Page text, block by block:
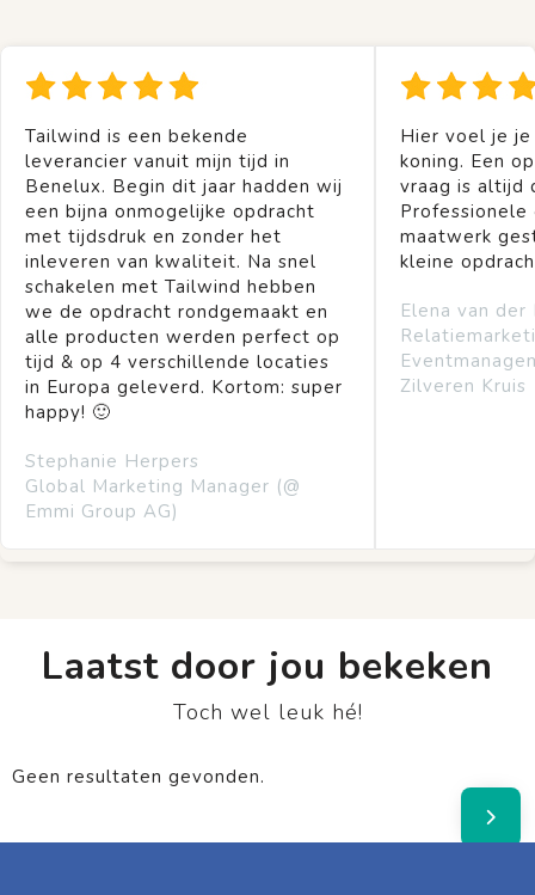
Tailwind is een bekende
leverancier vanuit mijn tijd in
Benelux. Begin dit jaar hadden wij
een bijna onmogelijke opdracht
met tijdsdruk en zonder het
inleveren van kwaliteit. Na snel
schakelen met Tailwind hebben
we de opdracht rondgemaakt en
alle producten werden perfect op
tijd & op 4 verschillende locaties
in Europa geleverd. Kortom: super
happy! 🙂
Stephanie Herpers
Global Marketing Manager (@
Emmi Group AG)
Hier voel je
koning. Een
vraag is altijd
Professionele
maatwerk
kleine
Elena van der
Zilveren Kruis
Laatst door jou bekeken
Toch wel leuk hé!
Geen resultaten gevonden.